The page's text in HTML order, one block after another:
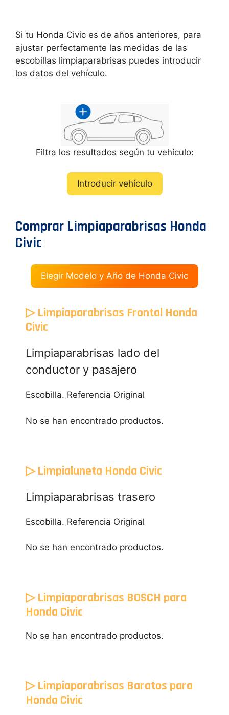
Si tu Honda Civic es de años anteriores, para
ajustar perfectamente las medidas de las
escobillas limpiaparabrisas puedes introducir
los datos del vehículo.
Filtra los resultados según tu vehículo:
Introducir vehículo
Comprar Limpiaparabrisas Honda
Civic
Elegir Modelo y Año de Honda Civic
▷ Limpiaparabrisas Frontal Honda
Civic
Limpiaparabrisas lado del
conductor y pasajero
Escobilla. Referencia Original
No se han encontrado productos.
▷ Limpialuneta Honda Civic
Limpiaparabrisas trasero
Escobilla. Referencia Original
No se han encontrado productos.
▷ Limpiaparabrisas BOSCH para
Honda Civic
No se han encontrado productos.
▷ Limpiaparabrisas Baratos para
Honda Civic